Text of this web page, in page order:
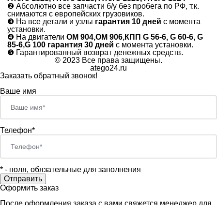
❷ Абсолютно все запчасти б/у без пробега по РФ, т.к.
снимаются с европейских грузовиков.
❸ На все детали и узлы гарантия 10 дней с момента
установки.
❹ На двигатели ОМ 904,ОМ 906,КПП G 56-6, G 60-6, G
85-6,G 100 гарантия 30 дней с момента установки.
❺ Гарантированный возврат денежных средств.
© 2023 Все права защищены.
atego24.ru
Заказать обратный звонок!
Ваше имя
Телефон*
* - поля, обязательные для заполнения
Оформить заказ
После оформления заказа с вами свяжется менеджер для